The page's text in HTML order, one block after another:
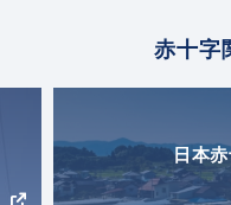
赤十字
日本